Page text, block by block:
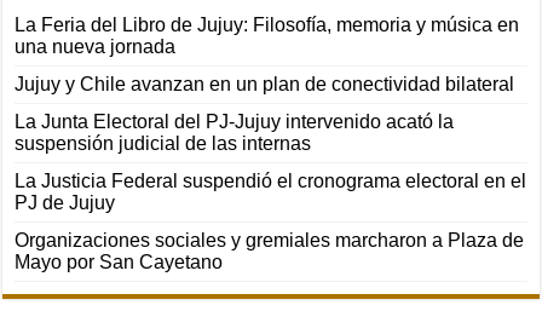
La Feria del Libro de Jujuy: Filosofía, memoria y música en
una nueva jornada
Jujuy y Chile avanzan en un plan de conectividad bilateral
La Junta Electoral del PJ-Jujuy intervenido acató la
suspensión judicial de las internas
La Justicia Federal suspendió el cronograma electoral en el
PJ de Jujuy
Organizaciones sociales y gremiales marcharon a Plaza de
Mayo por San Cayetano